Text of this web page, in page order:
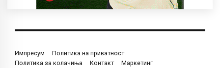
Импресум
Политика на приватност
Политика за колачиња
Контакт Маркетинг